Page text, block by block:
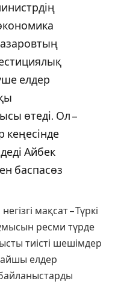
елдер
өтеді. Ол –
Айбек
баспасөз
мақсат – Түркі
ресми түрде
тиісті шешімдер
елдер